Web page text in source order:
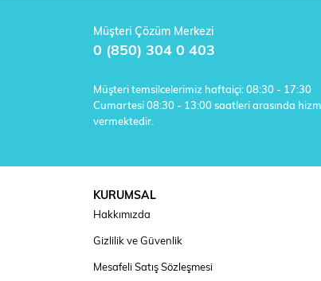
Müşteri Çözüm Merkezi
0 (850) 304 0 403
Müşteri temsilcelerimiz haftaiçi: 08:30 - 17:30
Cumartesi 08:30 - 13:00 saatleri arasında
vermektedir.
KURUMSAL
Hakkımızda
Gizlilik ve Güvenlik
Mesafeli Satış Sözleşmesi